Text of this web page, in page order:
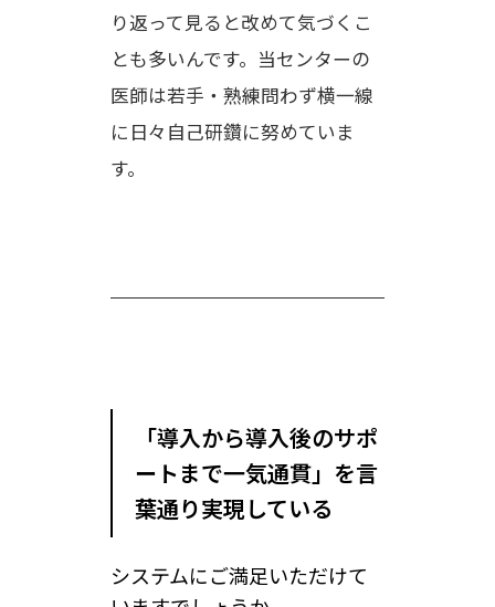
り返って見ると改めて気づくこ
とも多いんです。当センターの
医師は若手・熟練問わず横一線
に日々自己研鑽に努めていま
す。
「導入から導入後のサポ
ートまで一気通貫」を言
葉通り実現している
システムにご満足いただけて